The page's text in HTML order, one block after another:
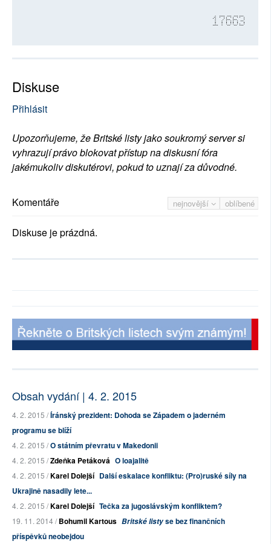
17663
Diskuse
Přihlásit
Upozorňujeme, že Britské listy jako soukromý server si
vyhrazují právo blokovat přístup na diskusní fóra
jakémukoliv diskutérovi, pokud to uznají za důvodné.
nejnovější oblíbené
Komentáře
Diskuse je prázdná.
Obsah vydání | 4. 2. 2015
4. 2. 2015 /Íránský prezident: Dohoda se Západem o jaderném
programu se blíží
4. 2. 2015 /O státním převratu v Makedonii
4. 2. 2015 /Zdeňka Petáková O loajalitě
4. 2. 2015 /Karel Dolejší Další eskalace konfliktu: (Pro)ruské síly na
Ukrajině nasadily lete...
4. 2. 2015 /Karel Dolejší Tečka za jugoslávským konfliktem?
19. 11. 2014 /Bohumil Kartous Britské listyse bez finančních
příspěvků neobejdou